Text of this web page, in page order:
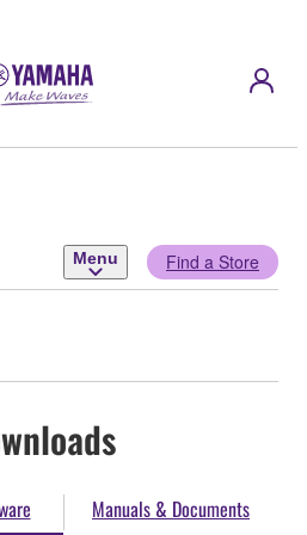
Menu Find a Store
Manuals & Documents